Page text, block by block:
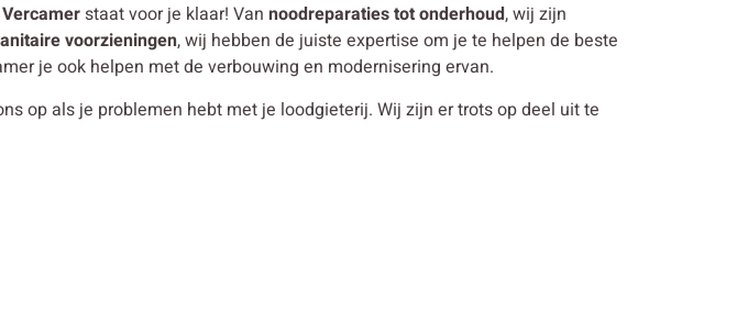
staat voor je klaar! Van noodreparaties tot onderhoud, wij zijn
voorzieningen, wij hebben de juiste expertise om je te helpen de beste
je ook helpen met de verbouwing en modernisering ervan.
op als je problemen hebt met je loodgieterij. Wij zijn er trots op deel uit te